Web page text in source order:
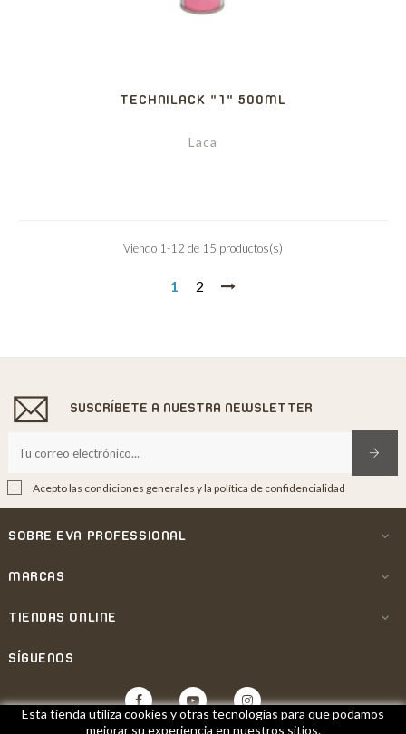
TECHNILACK "1" 500ML
Laca
Viendo 1-12 de 15 productos(s)
1 2
SUSCRÍBETE A NUESTRA NEWSLETTER
Acepto las condiciones generales y la política de confidencialidad
SOBRE EVA PROFESSIONAL 
MARCAS 
TIENDAS ONLINE 
SÍGUENOS
Facebook YouTube Instagram
Esta tienda utiliza cookies y otras tecnologías para que podamos
mejorar su experiencia en nuestros sitios.